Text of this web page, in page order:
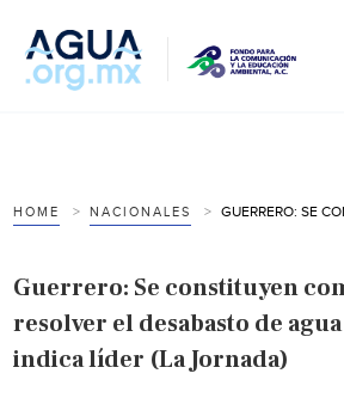
HOME NACIONALES
Guerrero: Se constituyen
resolver el desabasto de
indica líder (La Jornada)